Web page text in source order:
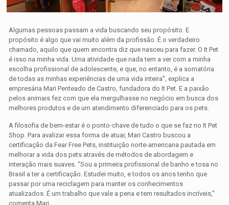
Algumas pessoas passam a vida buscando seu propósito. E
propósito é algo que vai muito além da profissão. É o verdadeiro
chamado, aquilo que quem encontra diz que nasceu para fazer. O It Pet
é isso na minha vida. Uma atividade que nada tem a ver com a minha
escolha profissional de adolescente, e que, no entanto, é a somatória
de todas as minhas experiências de uma vida inteira”, explica a
empresária Mari Penteado de Castro, fundadora do It Pet. E a paixão
pelos animais fez com que ela mergulhasse no negócio em busca dos
melhores produtos e de um atendimento diferenciado para os pets.
A filosofia de bem-estar é o ponto-chave de tudo o que se faz no It Pet
Shop. Para avalizar essa forma de atuar, Mari Castro buscou a
certificação da Fear Free Pets, instituição norte-americana pautada em
melhorar a vida dos pets através de métodos de abordagem e
interação mais suaves. “Sou a primeira profissional de banho e tosa no
Brasil a ter a certificação. Estudei muito, e todos os anos tenho que
passar por uma reciclagem para manter os conhecimentos
atualizados. É um trabalho que vale a pena e tem resultados incríveis,”
comenta Mari.